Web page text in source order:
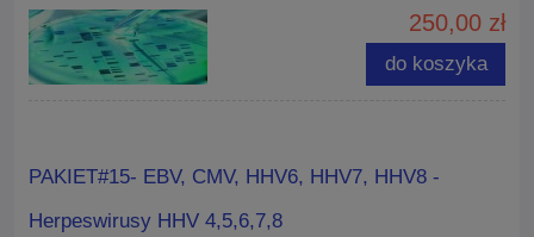
250,00 zł
do koszyka
PAKIET#15- EBV, CMV, HHV6, HHV7, HHV8 -
Herpeswirusy HHV 4,5,6,7,8